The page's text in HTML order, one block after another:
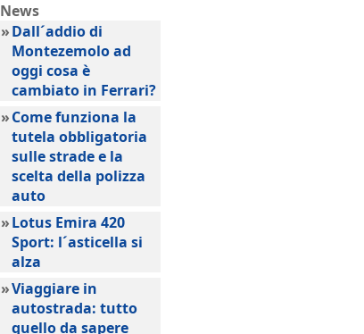
News
»Dall´addio di
Montezemolo ad
oggi cosa è
cambiato in Ferrari?
»Come funziona la
tutela obbligatoria
sulle strade e la
scelta della polizza
auto
»Lotus Emira 420
Sport: l´asticella si
alza
»Viaggiare in
autostrada: tutto
quello da sapere